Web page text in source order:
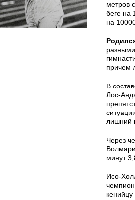
метров
беге на
на
причем
В
Лос-
лишний
Через
минут
Исо-